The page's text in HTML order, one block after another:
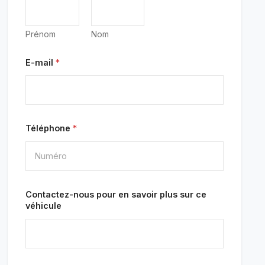
Prénom Nom
E-mail*
Téléphone*
Contactez-nous pour en savoir plus sur ce
véhicule